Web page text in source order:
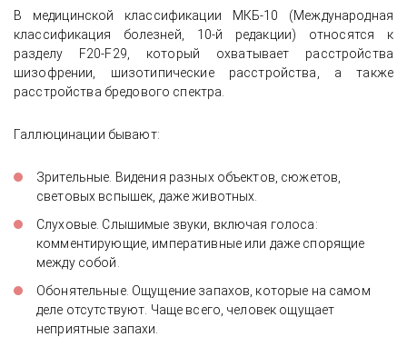
В медицинской классификации МКБ-10 (Международная
классификация болезней, 10-й редакции) относятся к
разделу F20-F29, который охватывает расстройства
шизофрении, шизотипические расстройства, а также
расстройства бредового спектра.
Галлюцинации бывают:
Зрительные. Видения разных объектов, сюжетов,
световых вспышек, даже животных.
Слуховые. Слышимые звуки, включая голоса:
комментирующие, императивные или даже спорящие
между собой.
Обонятельные. Ощущение запахов, которые на самом
деле отсутствуют. Чаще всего, человек ощущает
неприятные запахи.